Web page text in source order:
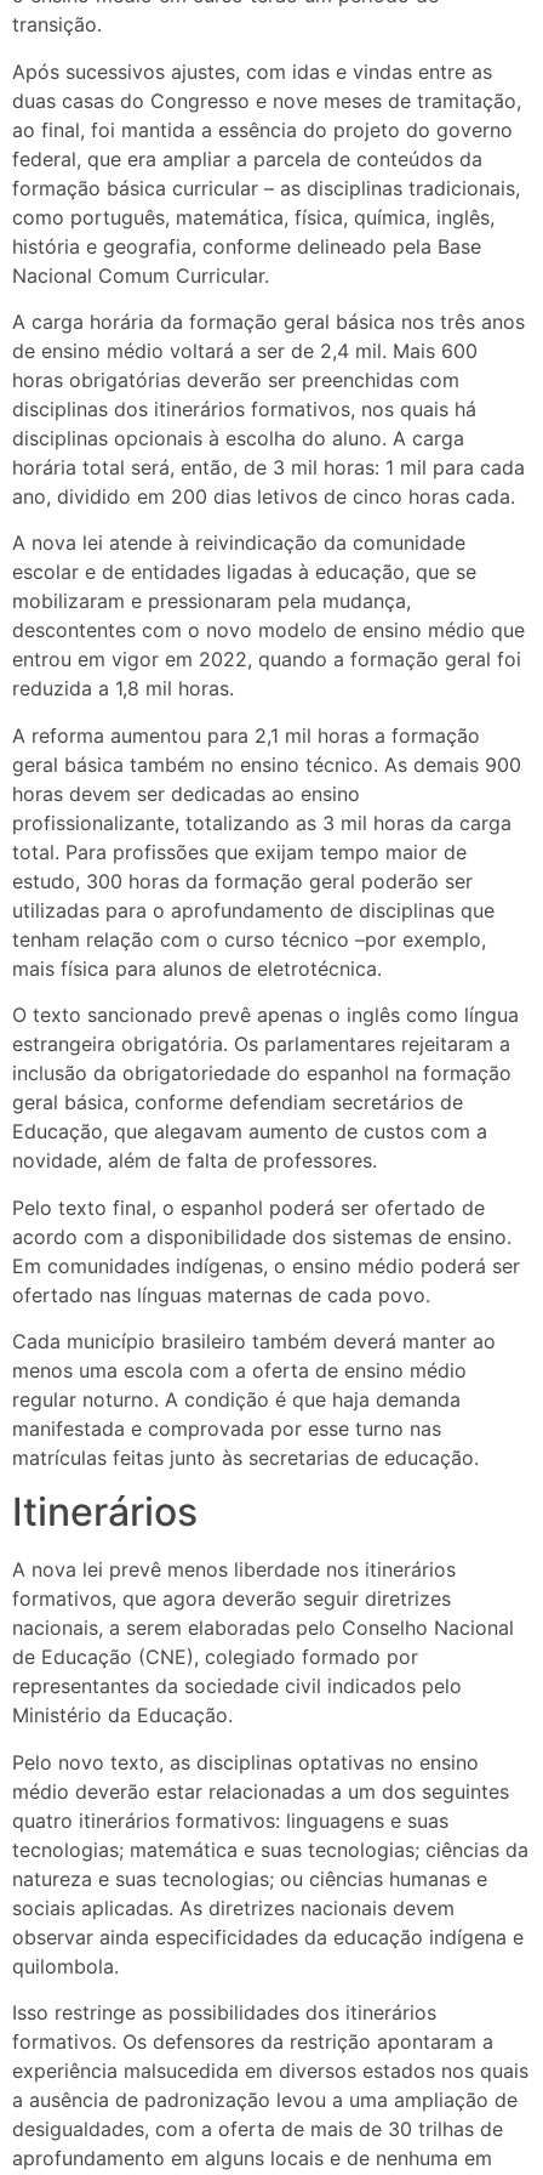
transição.
Após sucessivos ajustes, com idas e vindas entre as
duas casas do Congresso e nove meses de tramitação,
ao final, foi mantida a essência do projeto do governo
federal, que era ampliar a parcela de conteúdos da
formação básica curricular – as disciplinas tradicionais,
como português, matemática, física, química, inglês,
história e geografia, conforme delineado pela Base
Nacional Comum Curricular.
A carga horária da formação geral básica nos três anos
de ensino médio voltará a ser de 2,4 mil. Mais 600
horas obrigatórias deverão ser preenchidas com
disciplinas dos itinerários formativos, nos quais há
disciplinas opcionais à escolha do aluno. A carga
horária total será, então, de 3 mil horas: 1 mil para cada
ano, dividido em 200 dias letivos de cinco horas cada.
A nova lei atende à reivindicação da comunidade
escolar e de entidades ligadas à educação, que se
mobilizaram e pressionaram pela mudança,
descontentes com o novo modelo de ensino médio que
entrou em vigor em 2022, quando a formação geral foi
reduzida a 1,8 mil horas.
A reforma aumentou para 2,1 mil horas a formação
geral básica também no ensino técnico. As demais 900
horas devem ser dedicadas ao ensino
profissionalizante, totalizando as 3 mil horas da carga
total. Para profissões que exijam tempo maior de
estudo, 300 horas da formação geral poderão ser
utilizadas para o aprofundamento de disciplinas que
tenham relação com o curso técnico –por exemplo,
mais física para alunos de eletrotécnica.
O texto sancionado prevê apenas o inglês como língua
estrangeira obrigatória. Os parlamentares rejeitaram a
inclusão da obrigatoriedade do espanhol na formação
geral básica, conforme defendiam secretários de
Educação, que alegavam aumento de custos com a
novidade, além de falta de professores.
Pelo texto final, o espanhol poderá ser ofertado de
acordo com a disponibilidade dos sistemas de ensino.
Em comunidades indígenas, o ensino médio poderá ser
ofertado nas línguas maternas de cada povo.
Cada município brasileiro também deverá manter ao
menos uma escola com a oferta de ensino médio
regular noturno. A condição é que haja demanda
manifestada e comprovada por esse turno nas
matrículas feitas junto às secretarias de educação.
Itinerários
A nova lei prevê menos liberdade nos itinerários
formativos, que agora deverão seguir diretrizes
nacionais, a serem elaboradas pelo Conselho Nacional
de Educação (CNE), colegiado formado por
representantes da sociedade civil indicados pelo
Ministério da Educação.
Pelo novo texto, as disciplinas optativas no ensino
médio deverão estar relacionadas a um dos seguintes
quatro itinerários formativos: linguagens e suas
tecnologias; matemática e suas tecnologias; ciências da
natureza e suas tecnologias; ou ciências humanas e
sociais aplicadas. As diretrizes nacionais devem
observar ainda especificidades da educação indígena e
quilombola.
Isso restringe as possibilidades dos itinerários
formativos. Os defensores da restrição apontaram a
experiência malsucedida em diversos estados nos quais
a ausência de padronização levou a uma ampliação de
desigualdades, com a oferta de mais de 30 trilhas de
aprofundamento em alguns locais e de nenhuma em